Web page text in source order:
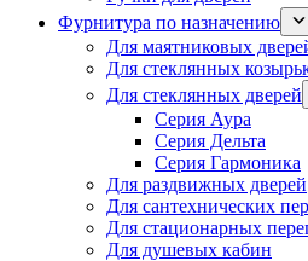
Фурнитура по назначению
Для маятниковых
Для стеклянных
Для стеклянных дверей
Серия Аура
Серия Дельта
Серия Гармоника
Для раздвижных дверей
Для сантехнических
Для стационарных
Для душевых кабин